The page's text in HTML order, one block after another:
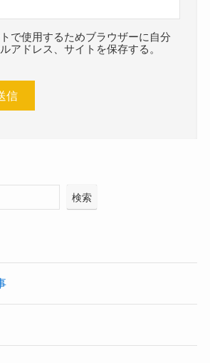
で使用するためブラウザーに自分
アドレス、サイトを保存する。
検索